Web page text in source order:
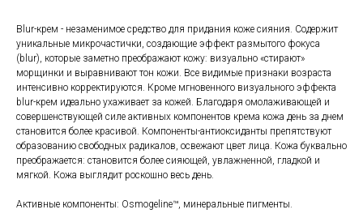
Blur-крем - незаменимое средство для придания коже сияния. Содержит
уникальные микрочастички, создающие эффект размытого фокуса
(blur), которые заметно преображают кожу: визуально «стирают»
морщинки и выравнивают тон кожи. Все видимые признаки возраста
интенсивно корректируются. Кроме мгновенного визуального эффекта
blur-крем идеально ухаживает за кожей. Благодаря омолаживающей и
совершенствующей силе активных компонентов крема кожа день за днем
становится более красивой. Компоненты-антиоксиданты препятствуют
образованию свободных радикалов, освежают цвет лица. Кожа буквально
преображается: становится более сияющей, увлажненной, гладкой и
мягкой. Кожа выглядит роскошно весь день.
Активные компоненты: Osmogeline™, минеральные пигменты.